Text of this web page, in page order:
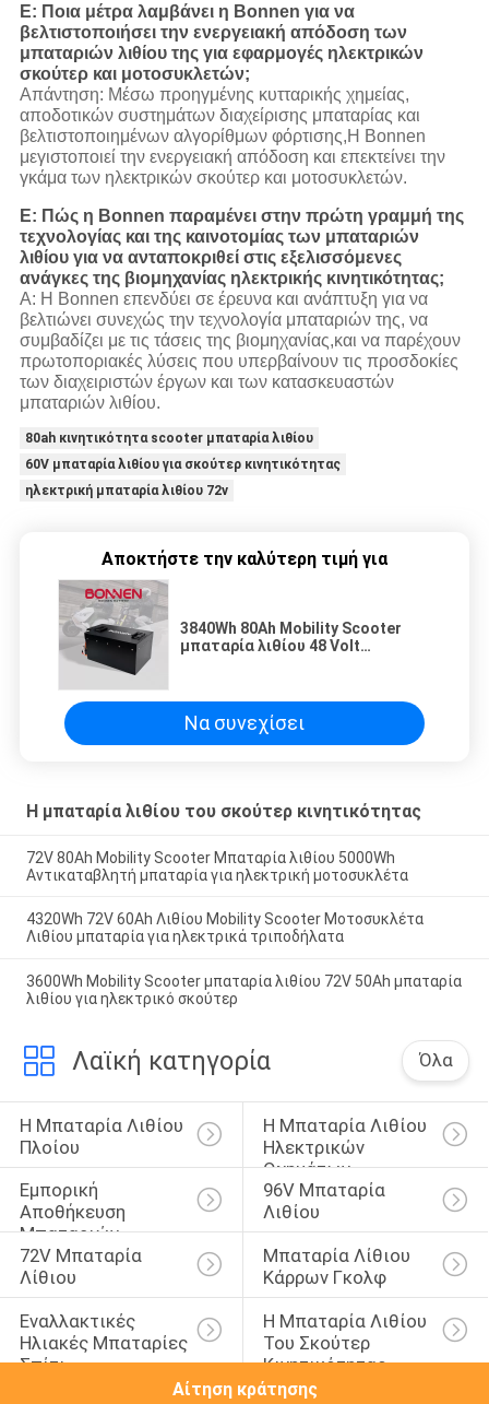
Ε: Ποια μέτρα λαμβάνει η Bonnen για να
βελτιστοποιήσει την ενεργειακή απόδοση των
μπαταριών λιθίου της για εφαρμογές ηλεκτρικών
σκούτερ και μοτοσυκλετών;
Απάντηση: Μέσω προηγμένης κυτταρικής χημείας,
αποδοτικών συστημάτων διαχείρισης μπαταρίας και
βελτιστοποιημένων αλγορίθμων φόρτισης,Η Bonnen
μεγιστοποιεί την ενεργειακή απόδοση και επεκτείνει την
γκάμα των ηλεκτρικών σκούτερ και μοτοσυκλετών.
Ε: Πώς η Bonnen παραμένει στην πρώτη γραμμή της
τεχνολογίας και της καινοτομίας των μπαταριών
λιθίου για να ανταποκριθεί στις εξελισσόμενες
ανάγκες της βιομηχανίας ηλεκτρικής κινητικότητας;
Α: Η Bonnen επενδύει σε έρευνα και ανάπτυξη για να
βελτιώνει συνεχώς την τεχνολογία μπαταριών της, να
συμβαδίζει με τις τάσεις της βιομηχανίας,και να παρέχουν
πρωτοποριακές λύσεις που υπερβαίνουν τις προσδοκίες
των διαχειριστών έργων και των κατασκευαστών
μπαταριών λιθίου.
80ah κινητικότητα scooter μπαταρία λιθίου
60V μπαταρία λιθίου για σκούτερ κινητικότητας
ηλεκτρική μπαταρία λιθίου 72v
Αποκτήστε την καλύτερη τιμή για
3840Wh 80Ah Mobility Scooter
μπαταρία λιθίου 48 Volt
Να συνεχίσει
Η μπαταρία λιθίου του σκούτερ κινητικότητας
72V 80Ah Mobility Scooter Μπαταρία λιθίου 5000Wh
Αντικαταβλητή μπαταρία για ηλεκτρική μοτοσυκλέτα
4320Wh 72V 60Ah Λιθίου Mobility Scooter Μοτοσυκλέτα
Λιθίου μπαταρία για ηλεκτρικά τριποδήλατα
3600Wh Mobility Scooter μπαταρία λιθίου 72V 50Ah μπαταρία
λιθίου για ηλεκτρικό σκούτερ
Λαϊκή κατηγορία Όλα
Η Μπαταρία Λιθίου
Πλοίου
Η Μπαταρία Λιθίου
Ηλεκτρικών
Οχημάτων
Εμπορική
Αποθήκευση
Μπαταριών
96V Μπαταρία
Λιθίου
72V Μπαταρία
Λίθιου
Μπαταρία Λίθιου
Κάρρων Γκολφ
Εναλλακτικές
Ηλιακές Μπαταρίες
Σπίτι
Η Μπαταρία Λιθίου
Του Σκούτερ
Κινητικότητας
Αίτηση κράτησης